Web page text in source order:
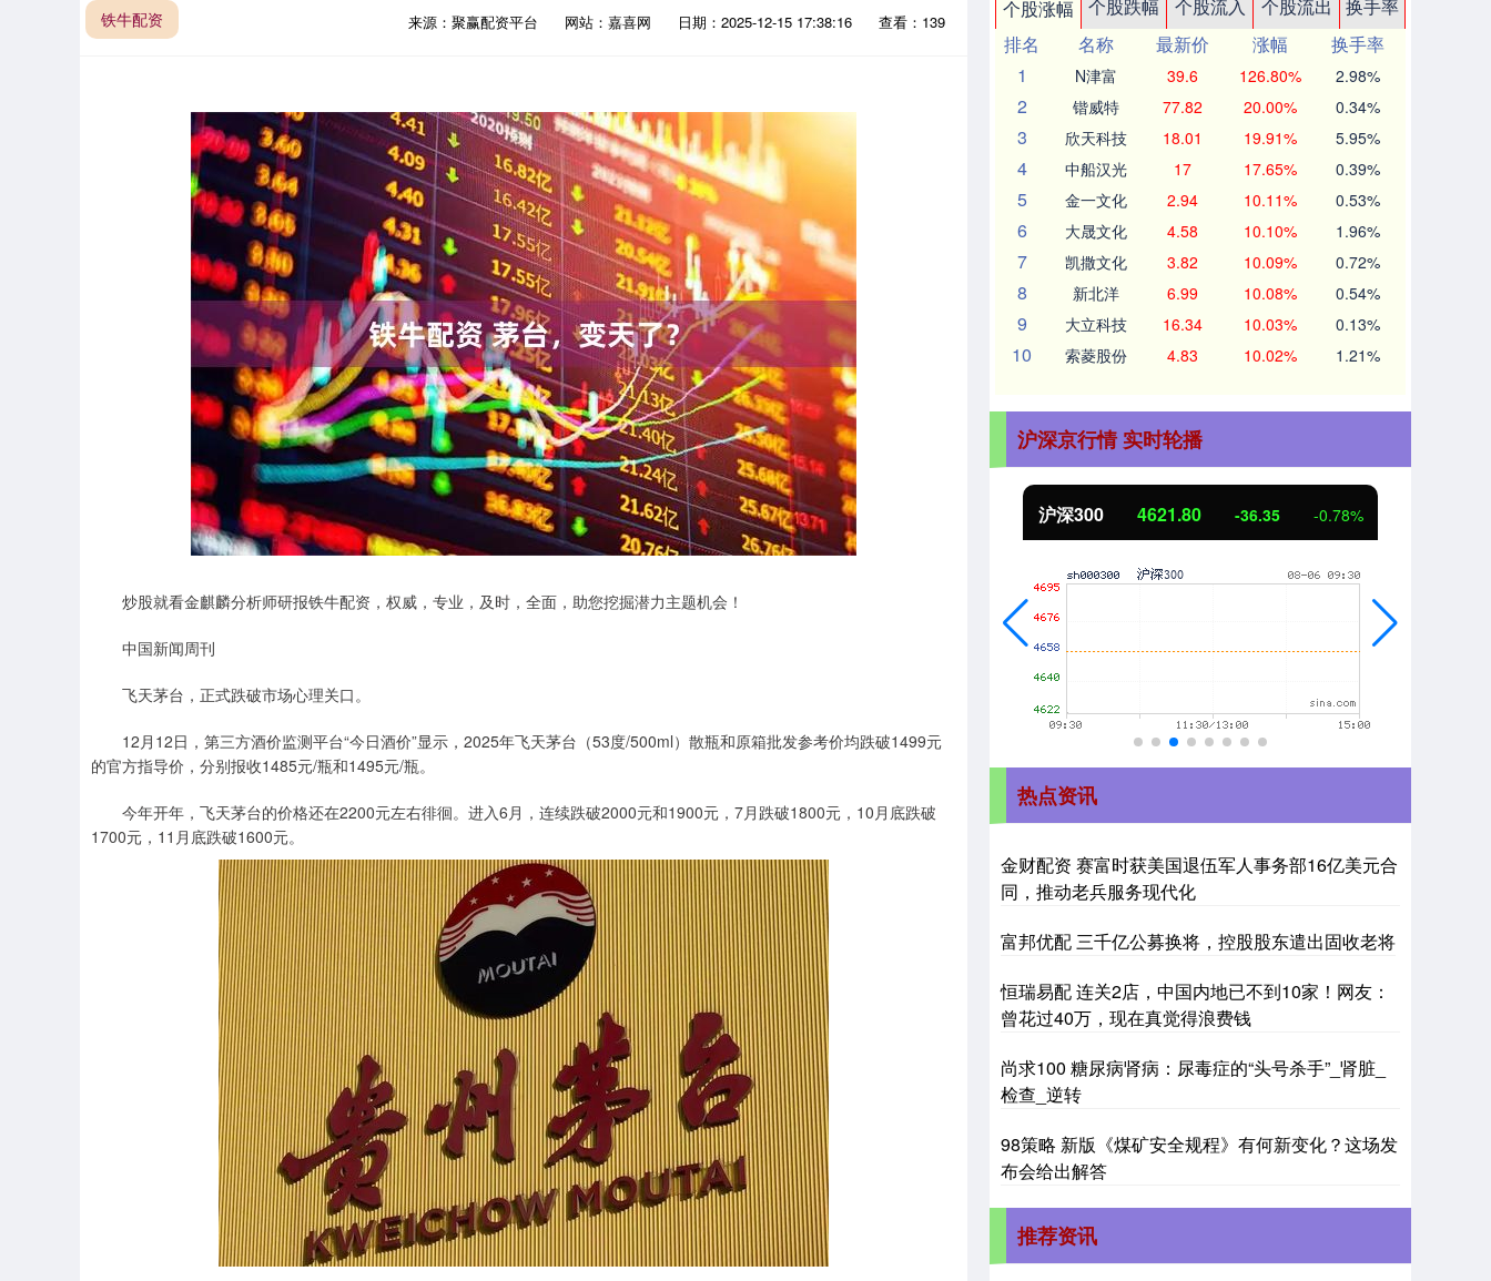
铁牛配资 来源：聚赢配资平台 网站：嘉喜网 日期：2025-12-15 17:38:16 查看：139
炒股就看金麒麟分析师研报铁牛配资，权威，专业，及时，全面，助您挖掘潜力主题机会！
中国新闻周刊
飞天茅台，正式跌破市场心理关口。
12月12日，第三方酒价监测平台“今日酒价”显示，2025年飞天茅台（53度/500ml）散瓶和原箱批发参考价均跌破1499元
的官方指导价，分别报收1485元/瓶和1495元/瓶。
今年开年，飞天茅台的价格还在2200元左右徘徊。进入6月，连续跌破2000元和1900元，7月跌破1800元，10月底跌破
1700元，11月底跌破1600元。
个股涨幅 个股跌幅 个股流入 个股流出
换手率
排名
名称 最新价 涨幅
换手率
1
N津富 39.6 126.80% 2.98%
2 锴威特 77.82 20.00% 0.34%
3 欣天科技 18.01 19.91% 5.95%
4 中船汉光 17 17.65% 0.39%
5 金一文化 2.94 10.11% 0.53%
6 大晟文化 4.58 10.10% 1.96%
7 凯撒文化 3.82 10.09% 0.72%
8 新北洋 6.99 10.08% 0.54%
9 大立科技 16.34 10.03% 0.13%
10 索菱股份 4.83 10.02% 1.21%
沪深京行情 实时轮播
深证成指 13981.44 -162.76 -1.15% 沪深300 4621.80 -36.35 北证50 1109.58 -9.88 -0.88%
热点资讯
金财配资 赛富时获美国退伍军人事务部16亿美元合
同，推动老兵服务现代化
富邦优配 三千亿公募换将，控股股东遣出固收老将
恒瑞易配 连关2店，中国内地已不到10家！网友：
曾花过40万，现在真觉得浪费钱
尚求100 糖尿病肾病：尿毒症的“头号杀手”_肾脏_
检查_逆转
98策略 新版《煤矿安全规程》有何新变化？这场发
布会给出解答
推荐资讯